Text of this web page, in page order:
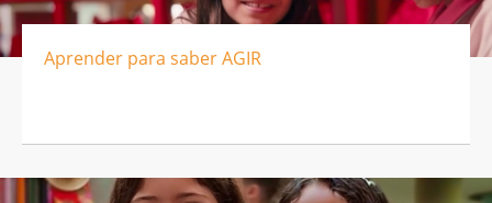
Aprender para saber AGIR